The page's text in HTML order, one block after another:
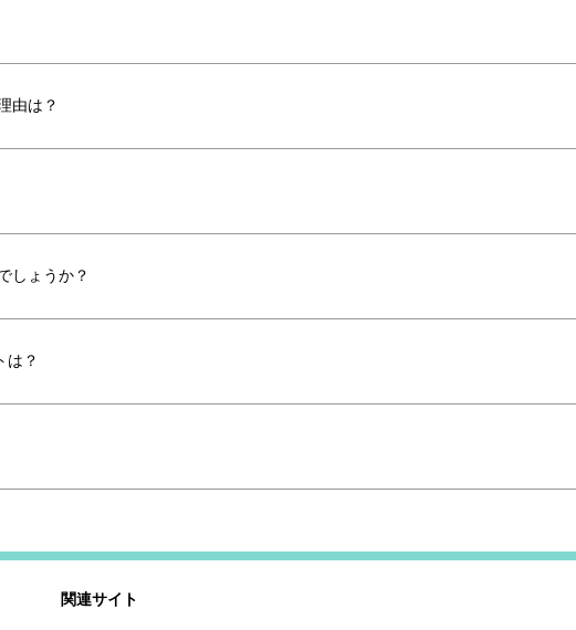
由は？
しょうか？
は？
関連サイト